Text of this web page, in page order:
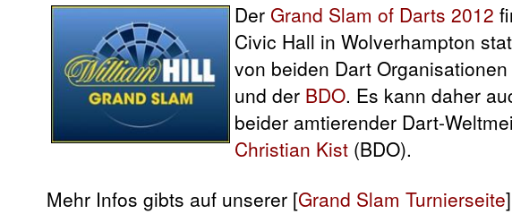
Der Grand Slam of Darts 2012
Civic Hall in Wolverhampton
von beiden Dart
und der BDO. Es kann daher
beider amtierender Dart-
Christian Kist (BDO).
Mehr Infos gibts auf unserer [Grand Slam Turnierseite]